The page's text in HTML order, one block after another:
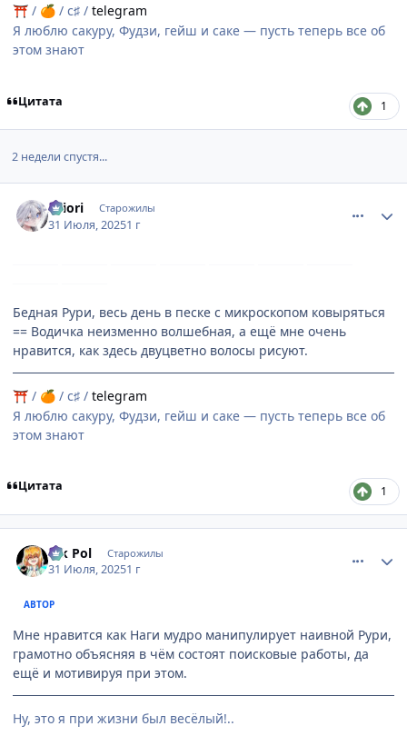
⛩ / 🍊 / c♯ / telegram
Я люблю сакуру, Фудзи, гейш и саке — пусть теперь все об
этом знают
Цитата 1
2 недели спустя...
shiоri Старожилы
31 Июля, 20251 г
Бедная Рури, весь день в песке с микроскопом ковыряться
== Водичка неизменно волшебная, а ещё мне очень
нравится, как здесь двуцветно волосы рисуют.
⛩ / 🍊 / c♯ / telegram
Я люблю сакуру, Фудзи, гейш и саке — пусть теперь все об
этом знают
Цитата 1
Vik Pol Старожилы
31 Июля, 20251 г
АВТОР
Мне нравится как Наги мудро манипулирует наивной Рури,
грамотно объясняя в чём состоят поисковые работы, да
ещё и мотивируя при этом.
Ну, это я при жизни был весёлый!..